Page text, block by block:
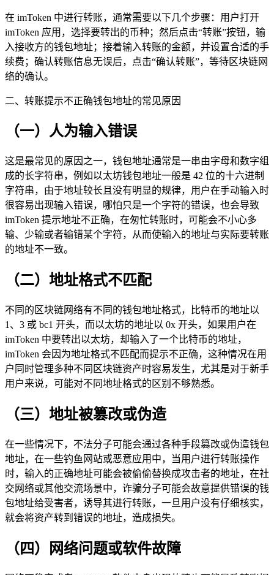
在 imToken 中进行转账，通常需要以下几个步骤：用户打开
imToken 应用，选择要转出的币种；然后点击“转账”按钮，输
入接收方的钱包地址；接着输入转账的金额，并设置合适的手
续费；确认转账信息无误后，点击“确认转账”，等待区块链网
络的确认。
二、转账提示不正确钱包地址的常见原因
（一）人为输入错误
这是最常见的原因之一，钱包地址通常是一串由字母和数字组
成的长字符串，例如以太坊钱包地址一般是 42 位的十六进制
字符串，由于地址较长且没有明显的规律，用户在手动输入时
很容易出现输入错误，哪怕只是一个字符的错误，也会导致
imToken 提示地址不正确，在匆忙转账时，可能会不小心多
输、少输或者输错某个字符，从而使输入的地址与实际要转账
的地址不一致。
（二）地址格式不匹配
不同的区块链网络有不同的钱包地址格式，比特币的地址以
1、3 或 bc1 开头，而以太坊的地址以 0x 开头，如果用户在
imToken 中要转出以太坊，却输入了一个比特币的地址，
imToken 会因为地址格式不匹配而提示不正确，这种情况在用
户同时管理多种不同区块链资产时容易发生，尤其是对于新手
用户来说，可能对不同地址格式的区别不够熟悉。
（三）地址被篡改或伪造
在一些情况下，不法分子可能会通过各种手段篡改或伪造钱包
地址，在一些钓鱼网站或恶意应用中，当用户进行转账操作
时，输入的正确地址可能会被偷偷替换成攻击者的地址，在社
交网络或其他交流场景中，诈骗分子可能会故意提供错误的钱
包地址给受害者，诱导其进行转账，一旦用户没有仔细核实，
就会将资产转到错误的地址，造成损失。
（四）网络问题或软件故障